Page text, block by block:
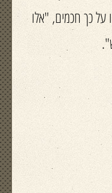
על כך חכמים, "אלו